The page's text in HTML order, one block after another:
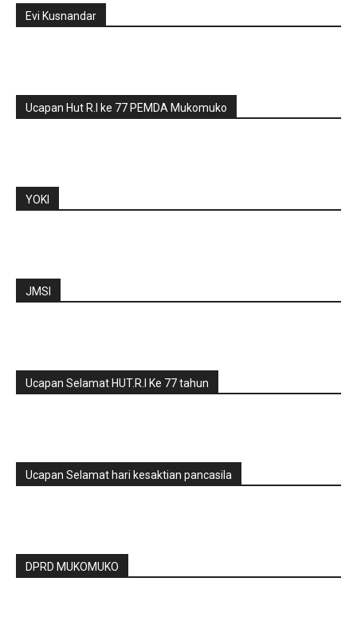
Evi Kusnandar
Ucapan Hut R.I ke 77 PEMDA Mukomuko
YOKI
JMSI
Ucapan Selamat HUT.R.I Ke 77 tahun
Ucapan Selamat hari kesaktian pancasila
DPRD MUKOMUKO